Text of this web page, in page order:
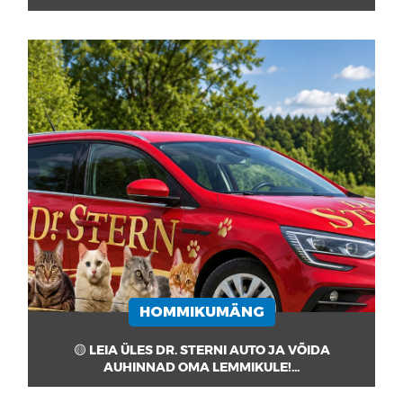
HOMMIKUMÄNG
🟡 LEIA ÜLES DR. STERNI AUTO JA VÕIDA
AUHINNAD OMA LEMMIKULE!...